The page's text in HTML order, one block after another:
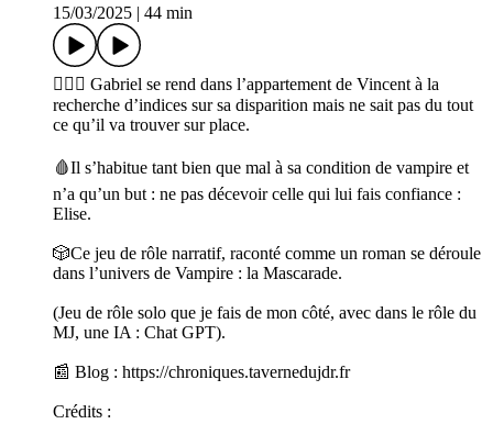
15/03/2025 44 min
🧛🏻‍♂️ Gabriel se rend dans l’appartement de Vincent à la
recherche d’indices sur sa disparition mais ne sait pas du tout
ce qu’il va trouver sur place.
🩸Il s’habitue tant bien que mal à sa condition de vampire et
n’a qu’un but : ne pas décevoir celle qui lui fais confiance :
Elise.
🎲Ce jeu de rôle narratif, raconté comme un roman se déroule
dans l’univers de Vampire : la Mascarade.
(Jeu de rôle solo que je fais de mon côté, avec dans le rôle du
MJ, une IA : Chat GPT).
📰 Blog : https://chroniques.tavernedujdr.fr
Crédits :